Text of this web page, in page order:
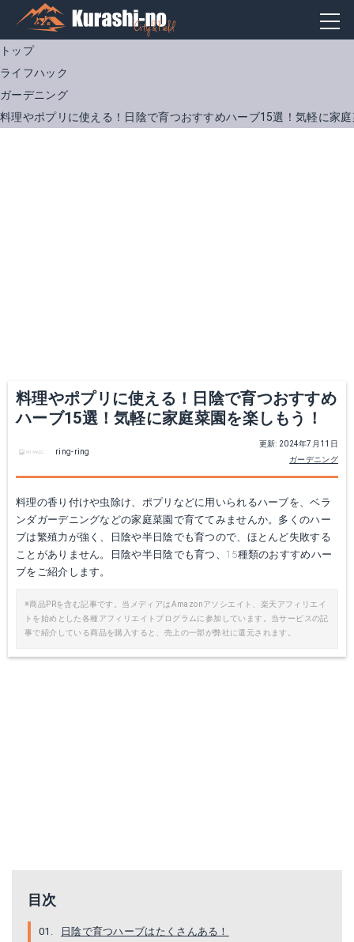
トップ
ライフハック
ガーデニング
料理やポプリに使える！日陰で育つおすすめハーブ15選！気軽に家
料理やポプリに使える！日陰で育つおすすめ
ハーブ15選！気軽に家庭菜園を楽しもう！
更新: 2024年7月11日
ガーデニング
ring-ring
料理の香り付けや虫除け、ポプリなどに用いられるハーブを、ベラ
ンダガーデニングなどの家庭菜園で育ててみませんか。多くのハー
ブは繁殖力が強く、日陰や半日陰でも育つので、ほとんど失敗する
ことがありません。日陰や半日陰でも育つ、15種類のおすすめハー
ブをご紹介します。
※商品PRを含む記事です。当メディアはAmazonアソシエイト、楽天アフィリエイ
トを始めとした各種アフィリエイトプログラムに参加しています。当サービスの記
事で紹介している商品を購入すると、売上の一部が弊社に還元されます。
目次
日陰で育つハーブはたくさんある！